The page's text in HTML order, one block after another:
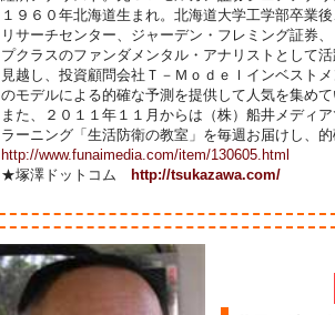
１９６０年北海道生まれ。北海道大学工学部卒業
リサーチセンター、ジャーデン・フレミング証券
プクラスのファンダメンタル・アナリストとして
見越し、投資顧問会社Ｔ－Ｍｏｄｅｌインベスト
のモデルによる的確な予測を提供して人気を集めて
また、２０１１年１１月からは（株）船井メディ
ラーニング「生活防衛の教室」を毎週お届けし、的
http://www.funaimedia.com/item/130605.html
★塚澤ドットコム
http://tsukazawa.com/